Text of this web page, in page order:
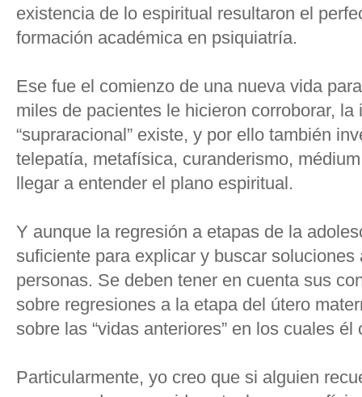
existencia de lo espiritual resultaron el
formación académica en psiquiatría.
Ese fue el comienzo de una nueva vida
miles de pacientes le hicieron corroborar, la
“supraracional” existe, y por ello también
telepatía, metafísica, curanderismo,
llegar a entender el plano espiritual.
Y aunque la regresión a etapas de la
suficiente para explicar y buscar
personas. Se deben tener en cuenta sus
sobre regresiones a la etapa del útero
sobre las “vidas anteriores” en los cuales él
Particularmente, yo creo que si alguien